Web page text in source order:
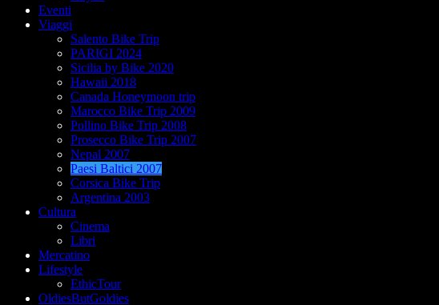
Eventi
Viaggi
Salento Bike Trip
PARIGI 2024
Sicilia by Bike 2020
Hawaii 2018
Canada Honeymoon trip
Marocco Bike Trip 2009
Pollino Bike Trip 2008
Prosecco Bike Trip 2007
Nepal 2007
Paesi Baltici 2007
Corsica Bike Trip
Argentina 2003
Cultura
Cinema
Libri
Mercatino
Lifestyle
EthicTour
OldiesButGoldies